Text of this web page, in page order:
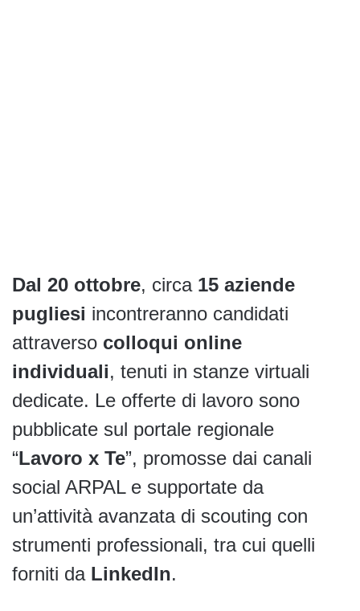
Dal 20 ottobre, circa 15 aziende
pugliesi incontreranno candidati
attraverso colloqui online
individuali, tenuti in stanze virtuali
dedicate. Le offerte di lavoro sono
pubblicate sul portale regionale
“Lavoro x Te”, promosse dai canali
social ARPAL e supportate da
un’attività avanzata di scouting con
strumenti professionali, tra cui quelli
forniti da LinkedIn.